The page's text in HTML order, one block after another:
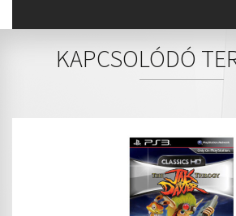
KAPCSOLÓDÓ